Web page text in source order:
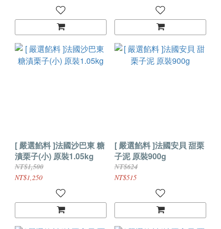
[ 嚴選餡料 ]法國沙巴東 糖
漬栗子(小) 原裝1.05kg
NT$1,500
NT$1,250
[ 嚴選餡料 ]法國安貝 甜栗
子泥 原裝900g
NT$624
NT$515